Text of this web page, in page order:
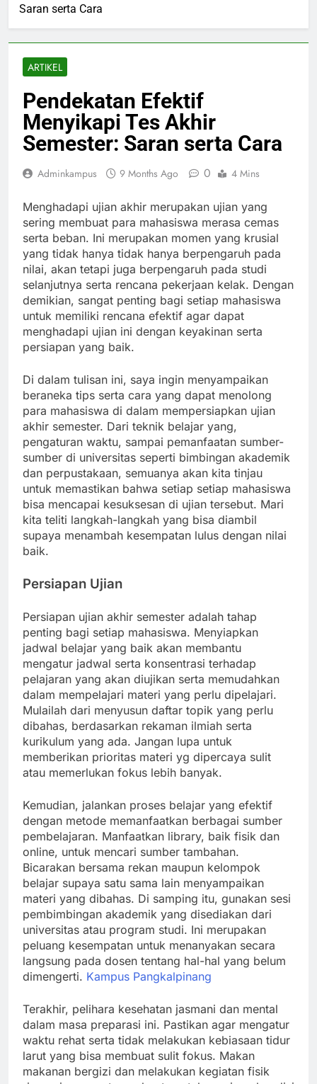
Saran serta Cara
ARTIKEL
Pendekatan Efektif
Menyikapi Tes Akhir
Semester: Saran serta Cara
Adminkampus 9 Months Ago 0 4 Mins
Menghadapi ujian akhir merupakan ujian yang
sering membuat para mahasiswa merasa cemas
serta beban. Ini merupakan momen yang krusial
yang tidak hanya tidak hanya berpengaruh pada
nilai, akan tetapi juga berpengaruh pada studi
selanjutnya serta rencana pekerjaan kelak. Dengan
demikian, sangat penting bagi setiap mahasiswa
untuk memiliki rencana efektif agar dapat
menghadapi ujian ini dengan keyakinan serta
persiapan yang baik.
Di dalam tulisan ini, saya ingin menyampaikan
beraneka tips serta cara yang dapat menolong
para mahasiswa di dalam mempersiapkan ujian
akhir semester. Dari teknik belajar yang,
pengaturan waktu, sampai pemanfaatan sumber-
sumber di universitas seperti bimbingan akademik
dan perpustakaan, semuanya akan kita tinjau
untuk memastikan bahwa setiap setiap mahasiswa
bisa mencapai kesuksesan di ujian tersebut. Mari
kita teliti langkah-langkah yang bisa diambil
supaya menambah kesempatan lulus dengan nilai
baik.
Persiapan Ujian
Persiapan ujian akhir semester adalah tahap
penting bagi setiap mahasiswa. Menyiapkan
jadwal belajar yang baik akan membantu
mengatur jadwal serta konsentrasi terhadap
pelajaran yang akan diujikan serta memudahkan
dalam mempelajari materi yang perlu dipelajari.
Mulailah dari menyusun daftar topik yang perlu
dibahas, berdasarkan rekaman ilmiah serta
kurikulum yang ada. Jangan lupa untuk
memberikan prioritas materi yg dipercaya sulit
atau memerlukan fokus lebih banyak.
Kemudian, jalankan proses belajar yang efektif
dengan metode memanfaatkan berbagai sumber
pembelajaran. Manfaatkan library, baik fisik dan
online, untuk mencari sumber tambahan.
Bicarakan bersama rekan maupun kelompok
belajar supaya satu sama lain menyampaikan
materi yang dibahas. Di samping itu, gunakan sesi
pembimbingan akademik yang disediakan dari
universitas atau program studi. Ini merupakan
peluang kesempatan untuk menanyakan secara
langsung pada dosen tentang hal-hal yang belum
dimengerti. Kampus Pangkalpinang
Terakhir, pelihara kesehatan jasmani dan mental
dalam masa preparasi ini. Pastikan agar mengatur
waktu rehat serta tidak melakukan kebiasaan tidur
larut yang bisa membuat sulit fokus. Makan
makanan bergizi dan melakukan kegiatan fisik